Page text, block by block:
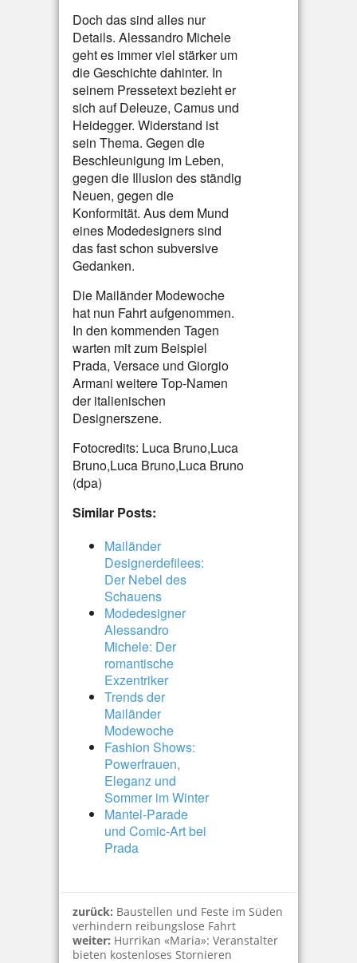
Doch das sind alles nur
Details. Alessandro Michele
geht es immer viel stärker um
die Geschichte dahinter. In
seinem Pressetext bezieht er
sich auf Deleuze, Camus und
Heidegger. Widerstand ist
sein Thema. Gegen die
Beschleunigung im Leben,
gegen die Illusion des ständig
Neuen, gegen die
Konformität. Aus dem Mund
eines Modedesigners sind
das fast schon subversive
Gedanken.
Die Mailänder Modewoche
hat nun Fahrt aufgenommen.
In den kommenden Tagen
warten mit zum Beispiel
Prada, Versace und Giorgio
Armani weitere Top-Namen
der italienischen
Designerszene.
Fotocredits: Luca Bruno,Luca
Bruno,Luca Bruno,Luca Bruno
(dpa)
Similar Posts:
Mailänder
Designerdefilees:
Der Nebel des
Schauens
Modedesigner
Alessandro
Michele: Der
romantische
Exzentriker
Trends der
Mailänder
Modewoche
Fashion Shows:
Powerfrauen,
Eleganz und
Sommer im Winter
Mantel-Parade
und Comic-Art bei
Prada
zurück: Baustellen und Feste im Süden
verhindern reibungslose Fahrt
weiter: Hurrikan «Maria»: Veranstalter
bieten kostenloses Stornieren